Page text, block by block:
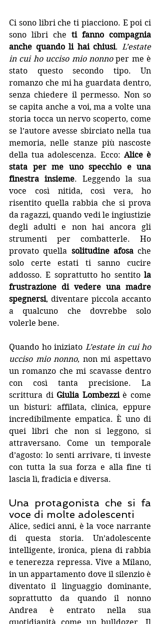
Ci sono libri che ti piacciono. E poi ci
sono libri che ti fanno compagnia
anche quando li hai chiusi. L’estate
in cui ho ucciso mio nonno per me è
stato questo secondo tipo. Un
romanzo che mi ha guardata dentro,
senza chiedere il permesso. Non so
se capita anche a voi, ma a volte una
storia tocca un nervo scoperto, come
se l’autore avesse sbirciato nella tua
memoria, nelle stanze più nascoste
della tua adolescenza. Ecco: Alice è
stata per me uno specchio e una
finestra insieme. Leggendo la sua
voce così nitida, così vera, ho
risentito quella rabbia che si prova
da ragazzi, quando vedi le ingiustizie
degli adulti e non hai ancora gli
strumenti per combatterle. Ho
provato quella solitudine afosa che
solo certe estati ti sanno cucire
addosso. E soprattutto ho sentito la
frustrazione di vedere una madre
spegnersi, diventare piccola accanto
a qualcuno che dovrebbe solo
volerle bene.
Quando ho iniziato L’estate in cui ho
ucciso mio nonno, non mi aspettavo
un romanzo che mi scavasse dentro
con così tanta precisione. La
scrittura di Giulia Lombezzi è come
un bisturi: affilata, clinica, eppure
incredibilmente empatica. È uno di
quei libri che non si leggono, si
attraversano. Come un temporale
d’agosto: lo senti arrivare, ti investe
con tutta la sua forza e alla fine ti
lascia lì, fradicia e diversa.
Una protagonista che si fa
voce di molte adolescenti
Alice, sedici anni, è la voce narrante
di questa storia. Un’adolescente
intelligente, ironica, piena di rabbia
e tenerezza repressa. Vive a Milano,
in un appartamento dove il silenzio è
diventato il linguaggio dominante,
soprattutto da quando il nonno
Andrea è entrato nella sua